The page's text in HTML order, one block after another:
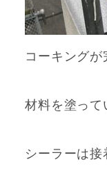
コーキングが
材料を塗って
シーラーは接